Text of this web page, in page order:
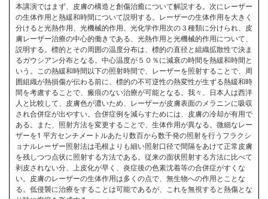
本講演ではまず、皮膚の構造と創傷治癒について解説する。次にレーザー
の生体作用と熱緩和時間について説明する。レーザーの生体作用を大きく
分けると光熱作用、光機械的作用、光化学作用次の３種類に分けられ、皮
膚レーザー治療の中心的働きである、光熱作用と光機械的作用について、
説明する。標的とその周囲の温度分布は、標的の直径と組織拡散性で決ま
るガウシアン分布となる。中心温度が５０％に減衰の時間を熱緩和時間と
いう。この熱緩和時間以下の照射時間で、レーザーを照射することで、周
囲組織が熱損傷が伝わる前に、標的の不可逆性の熱変性が生ずる熱緩和時
間を考慮することで、瘢痕のない治療が可能となる。我々、日本人は西洋
人と比較して、皮膚色が濃いため、レーザーが皮膚表面のメラニンに吸収
され合併症が出やすい。合併症例を減らすためには、皮膚の冷却が有用で
ある。また、照射方法を変更することで、生体作用が異なる。微細なレー
ザーを1 平方センチメートルあたり数百から数千発の照射を行うフラクシ
ョナルレーザー照射法は毛根よりも細い照射口径で間隔をあけて正常皮膚
を残しつつ点状に照射する方法である。従来の面状照射する方法に比べて
剥皮されない分、上皮化が早く、炎症後の色素沈着等の合併症がすくな
い。皮膚のレーザーの生体作用は多くの点で、無生物への作用とことな
る。低侵襲に治療をすることは可能であるが、これを無視すると熱傷とな